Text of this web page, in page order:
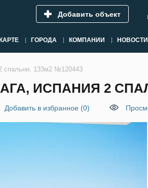
Добавить объект
ГОРОДА КОМПАНИИ НОВОСТИ
спальни, 133м2 №120443
ИСПАНИЯ 2
Добавить в избранное (0)